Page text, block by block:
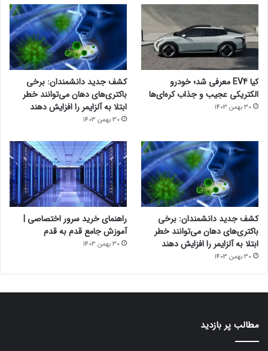
کیا EV4 معرفی شد؛ خودرو
الکتریکی عجیب و جذاب کره‌ای‌ها
30 بهمن 1403
کشف جدید دانشمندان: برخی
باکتری‌های دهان می‌توانند خطر
ابتلا به آلزایمر را افزایش دهند
30 بهمن 1403
کشف جدید دانشمندان: برخی
باکتری‌های دهان می‌توانند خطر
ابتلا به آلزایمر را افزایش دهند
30 بهمن 1403
راهنمای خرید سرور اختصاصی |
آموزش جامع قدم به قدم
30 بهمن 1403
مطالب پر بازدید